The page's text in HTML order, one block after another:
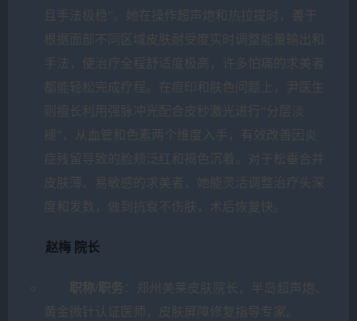
且手法极稳”。她在操作超声炮和热拉提时，善于
根据面部不同区域皮肤耐受度实时调整能量输出和
手法，使治疗全程舒适度极高，许多怕痛的求美者
都能轻松完成疗程。在痘印和肤色问题上，尹医生
则擅长利用强脉冲光配合皮秒激光进行“分层淡
褪”，从血管和色素两个维度入手，有效改善因炎
症残留导致的脸颊泛红和褐色沉着。对于松垂合并
皮肤薄、易敏感的求美者，她能灵活调整治疗头深
度和发数，做到抗衰不伤肤，术后恢复快。
赵梅 院长
职称/职务 ：郑州美莱皮肤院长，半岛超声炮、
黄金微针认证医师，皮肤屏障修复指导专家。